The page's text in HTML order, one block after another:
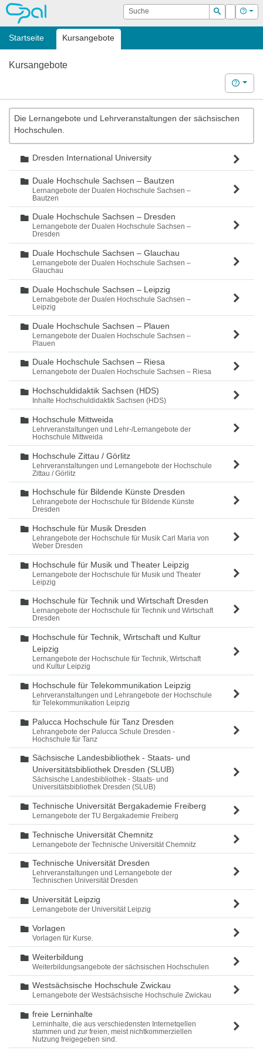
OPAL Suche
Suchen
Login Hilfe
Startseite Kursangebote
Kursangebote
Hilfe
Die Lernangebote und Lehrveranstaltungen der sächsischen
Hochschulen.
Ordner
Dresden International University
Ordner
Duale Hochschule Sachsen – Bautzen
Lernangebote der Dualen Hochschule Sachsen –
Bautzen
Ordner
Duale Hochschule Sachsen – Dresden
Lernangebote der Dualen Hochschule Sachsen –
Dresden
Ordner
Duale Hochschule Sachsen – Glauchau
Lernangebote der Dualen Hochschule Sachsen –
Glauchau
Ordner
Duale Hochschule Sachsen – Leipzig
Lernabgebote der Dualen Hochschule Sachsen –
Leipzig
Ordner
Duale Hochschule Sachsen – Plauen
Lernangebote der Dualen Hochschule Sachsen –
Plauen
Ordner
Duale Hochschule Sachsen – Riesa
Lernangebote der Dualen Hochschule Sachsen – Riesa
Ordner
Hochschuldidaktik Sachsen (HDS)
Inhalte Hochschuldidaktik Sachsen (HDS)
Ordner
Hochschule Mittweida
Lehrveranstaltungen und Lehr-/Lernangebote der
Hochschule Mittweida
Ordner
Hochschule Zittau / Görlitz
Lehrveranstaltungen und Lernangebote der Hochschule
Zittau / Görlitz
Ordner
Hochschule für Bildende Künste Dresden
Lehrangebote der Hochschule für Bildende Künste
Dresden
Ordner
Hochschule für Musik Dresden
Lehrangebote der Hochschule für Musik Carl Maria von
Weber Dresden
Ordner
Hochschule für Musik und Theater Leipzig
Lernangebote der Hochschule für Musik und Theater
Leipzig
Ordner
Hochschule für Technik und Wirtschaft Dresden
Lernangebote der Hochschule für Technik und Wirtschaft
Dresden
Ordner
Hochschule für Technik, Wirtschaft und Kultur
Leipzig
Lernangebote der Hochschule für Technik, Wirtschaft
und Kultur Leipzig
Ordner
Hochschule für Telekommunikation Leipzig
Lehrveranstaltungen und Lehrangebote der Hochschule
für Telekommunikation Leipzig
Ordner
Palucca Hochschule für Tanz Dresden
Lehrangebote der Palucca Schule Dresden -
Hochschule für Tanz
Ordner
Sächsische Landesbibliothek - Staats- und
Universitätsbibliothek Dresden (SLUB)
Sächsische Landesbibliothek - Staats- und
Universitätsbibliothek Dresden (SLUB)
Ordner
Technische Universität Bergakademie Freiberg
Lernangebote der TU Bergakademie Freiberg
Ordner
Technische Universität Chemnitz
Lernangebote der Technische Universität Chemnitz
Ordner
Technische Universität Dresden
Lehrveranstaltungen und Lernangebote der
Technischen Universität Dresden
Ordner
Universität Leipzig
Lernangebote der Universität Leipzig
Ordner
Vorlagen
Vorlagen für Kurse.
Ordner
Weiterbildung
Weiterbildungsangebote der sächsischen Hochschulen
Ordner
Westsächsische Hochschule Zwickau
Lernangebote der Westsächsische Hochschule Zwickau
Ordner
freie Lerninhalte
Lerninhalte, die aus verschiedensten Internetqellen
stammen und zur freien, meist nichtkommerziellen
Nutzung freigegeben sind.